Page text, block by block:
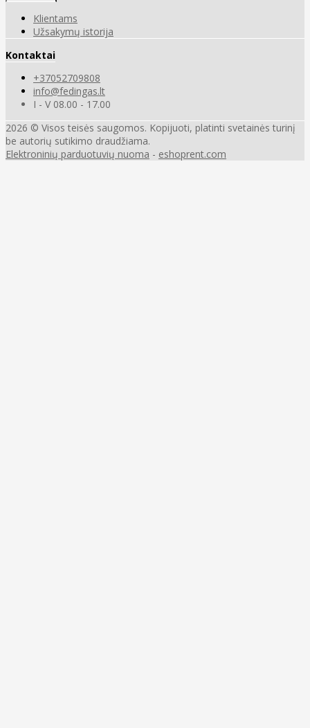
Klientams
Užsakymų istorija
Kontaktai
+37052709808
info@fedingas.lt
I - V 08.00 - 17.00
2026 © Visos teisės saugomos. Kopijuoti, platinti svetainės turinį
be autorių sutikimo draudžiama.
Elektroninių parduotuvių nuoma - eshoprent.com